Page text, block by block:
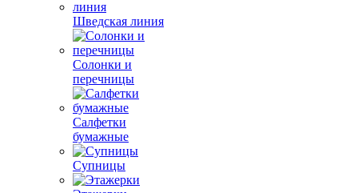
Шведская линия
Солонки и
перечницы
Салфетки
бумажные
Супницы